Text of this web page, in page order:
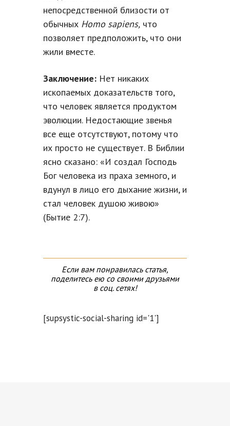
непосредственной близости от
обычных Homo sapiens, что
позволяет предположить, что они
жили вместе.
Заключение: Нет никаких
ископаемых доказательств того,
что человек является продуктом
эволюции. Недостающие звенья
все еще отсутствуют, потому что
их просто не существует. В Библии
ясно сказано: «И создал Господь
Бог человека из праха земного, и
вдунул в лицо его дыхание жизни, и
стал человек душою живою»
(Бытие 2:7).
Если вам понравилась статья,
поделитесь ею со своими друзьями
в соц. сетях!
[supsystic-social-sharing id='1']